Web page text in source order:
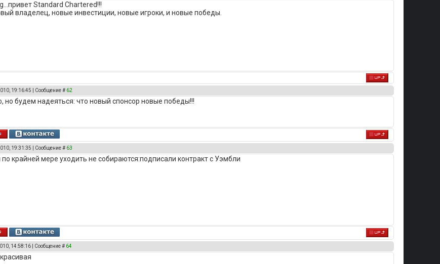
Standard Chartered!!!
владелец, новые инвестиции, новые игроки, и новые победы.
19:16:45 | Сообщение # 62
но будем надеяться: что новый спонсор новые победы!!!
19:31:35 | Сообщение # 63
по крайней мере уходить не собираются:подписали контракт с Уэмбли
14:58:16 | Сообщение # 64